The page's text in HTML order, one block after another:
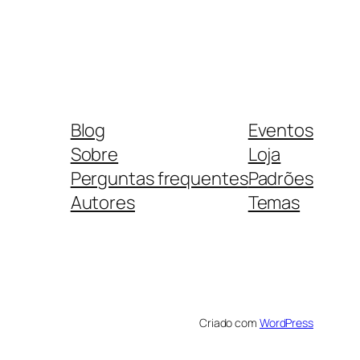
Blog
Sobre
Perguntas frequentes
Autores
Eventos
Loja
Padrões
Temas
Criado com WordPress